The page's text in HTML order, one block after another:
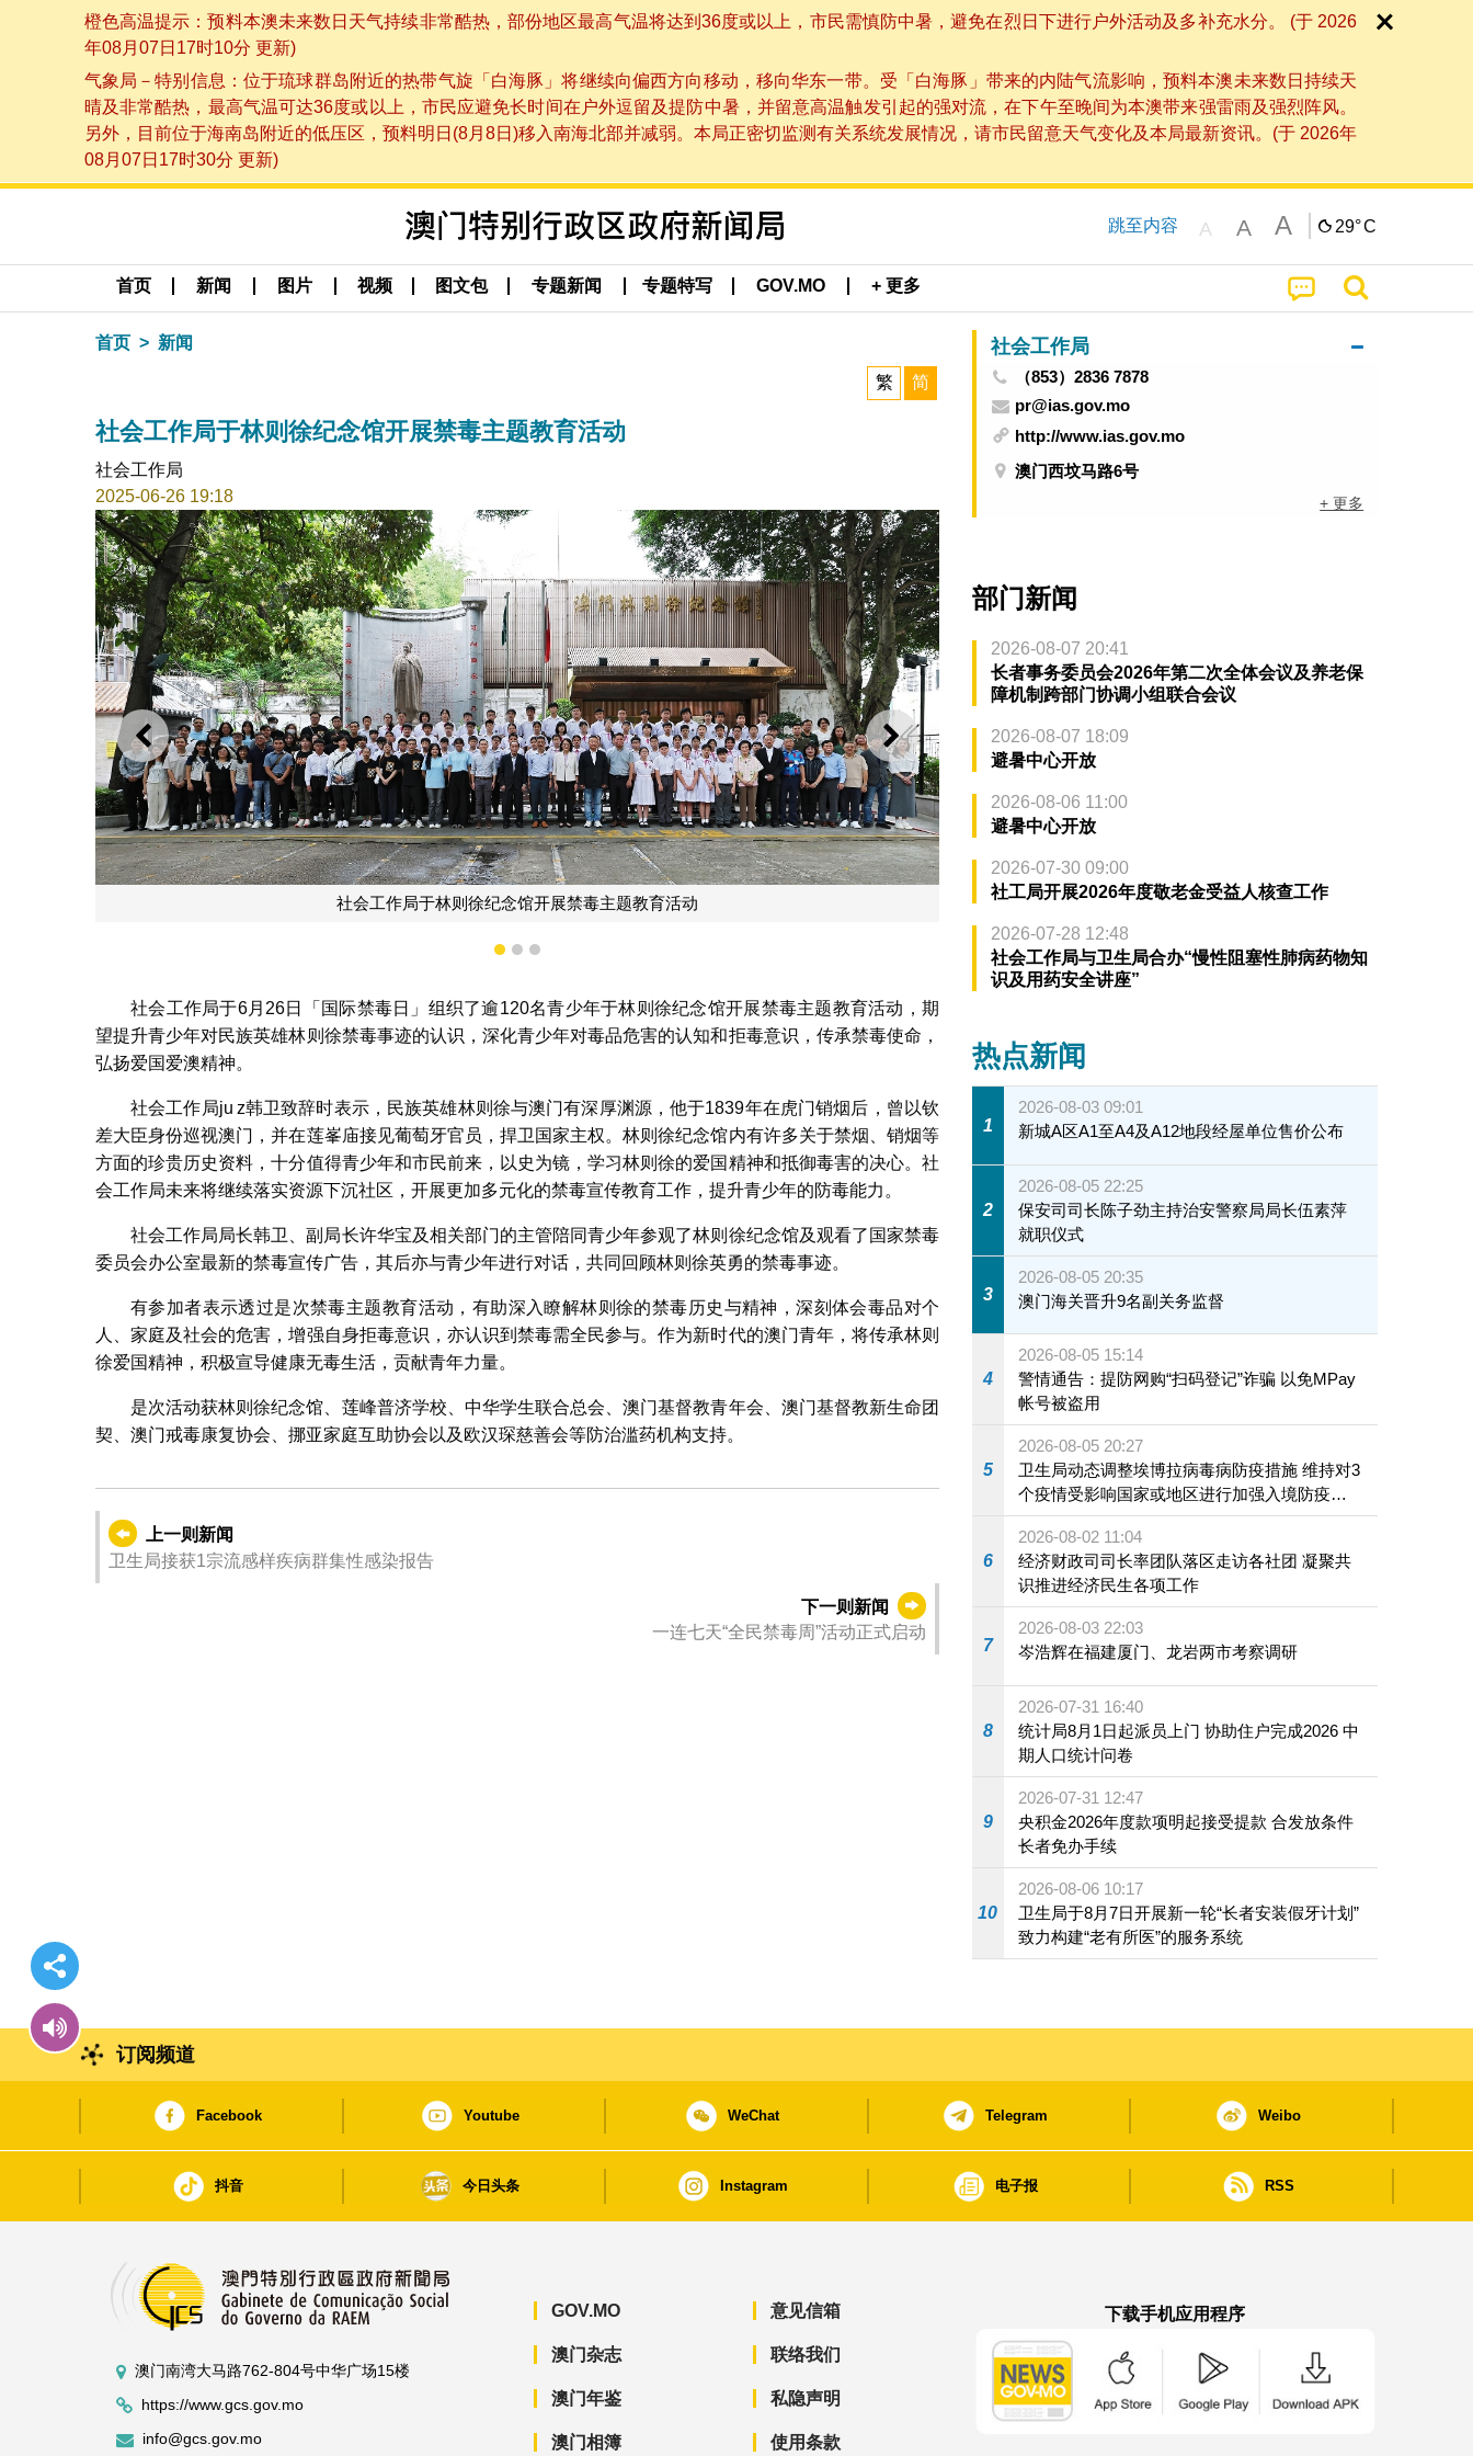
橙色高温提示：预料本澳未来数日天气持续非常酷热，部份地区最高气温将达到36度或以上，市民需慎防中暑，避免在烈日下进行户外活动及多补充水分。 (于 2026
年08月07日17时10分 更新)
气象局－特别信息：位于琉球群岛附近的热带气旋「白海豚」将继续向偏西方向移动，移向华东一带。受「白海豚」带来的内陆气流影响，预料本澳未来数日持续天
晴及非常酷热，最高气温可达36度或以上，市民应避免长时间在户外逗留及提防中暑，并留意高温触发引起的强对流，在下午至晚间为本澳带来强雷雨及强烈阵风。
另外，目前位于海南岛附近的低压区，预料明日(8月8日)移入南海北部并减弱。本局正密切监测有关系统发展情况，请市民留意天气变化及本局最新资讯。(于 2026年
08月07日17时30分 更新)
跳至内容 A A A 29°C
首页 新闻 图片 视频 图文包 专题新闻 专题特写 GOV.MO + 更多
首页 新闻
繁 简
社会工作局于林则徐纪念馆开展禁毒主题教育活动
社会工作局
2025-06-26 19:18
上一则 下一则
1 2 3
社会工作局于6月26日「国际禁毒日」组织了逾120名青少年于林则徐纪念馆开展禁毒主题教育活动，期
望提升青少年对民族英雄林则徐禁毒事迹的认识，深化青少年对毒品危害的认知和拒毒意识，传承禁毒使命，
弘扬爱国爱澳精神。
社会工作局ju z韩卫致辞时表示，民族英雄林则徐与澳门有深厚渊源，他于1839年在虎门销烟后，曾以钦
差大臣身份巡视澳门，并在莲峯庙接见葡萄牙官员，捍卫国家主权。林则徐纪念馆内有许多关于禁烟、销烟等
方面的珍贵历史资料，十分值得青少年和市民前来，以史为镜，学习林则徐的爱国精神和抵御毒害的决心。社
会工作局未来将继续落实资源下沉社区，开展更加多元化的禁毒宣传教育工作，提升青少年的防毒能力。
社会工作局局长韩卫、副局长许华宝及相关部门的主管陪同青少年参观了林则徐纪念馆及观看了国家禁毒
委员会办公室最新的禁毒宣传广告，其后亦与青少年进行对话，共同回顾林则徐英勇的禁毒事迹。
有参加者表示透过是次禁毒主题教育活动，有助深入瞭解林则徐的禁毒历史与精神，深刻体会毒品对个
人、家庭及社会的危害，增强自身拒毒意识，亦认识到禁毒需全民参与。作为新时代的澳门青年，将传承林则
徐爱国精神，积极宣导健康无毒生活，贡献青年力量。
是次活动获林则徐纪念馆、莲峰普济学校、中华学生联合总会、澳门基督教青年会、澳门基督教新生命团
契、澳门戒毒康复协会、挪亚家庭互助协会以及欧汉琛慈善会等防治滥药机构支持。
上一则新闻
卫生局接获1宗流感样疾病群集性感染报告
下一则新闻
一连七天“全民禁毒周”活动正式启动
社会工作局
（853）2836 7878
pr@ias.gov.mo
http://www.ias.gov.mo
澳门西坟马路6号
+ 更多
部门新闻
2026-08-07 20:41
长者事务委员会2026年第二次全体会议及养老保
障机制跨部门协调小组联合会议
2026-08-07 18:09
避暑中心开放
2026-08-06 11:00
避暑中心开放
2026-07-30 09:00
社工局开展2026年度敬老金受益人核查工作
2026-07-28 12:48
社会工作局与卫生局合办“慢性阻塞性肺病药物知
识及用药安全讲座”
热点新闻
1
2026-08-03 09:01
新城A区A1至A4及A12地段经屋单位售价公布
2
2026-08-05 22:25
保安司司长陈子劲主持治安警察局局长伍素萍
就职仪式
3
2026-08-05 20:35
澳门海关晋升9名副关务监督
4
2026-08-05 15:14
警情通告：提防网购“扫码登记”诈骗 以免MPay
帐号被盗用
5
2026-08-05 20:27
卫生局动态调整埃博拉病毒病防疫措施 维持对3
个疫情受影响国家或地区进行加强入境防疫措
施
6
2026-08-02 11:04
经济财政司司长率团队落区走访各社团 凝聚共
识推进经济民生各项工作
7
2026-08-03 22:03
岑浩辉在福建厦门、龙岩两市考察调研
8
2026-07-31 16:40
统计局8月1日起派员上门 协助住户完成2026 中
期人口统计问卷
9
2026-07-31 12:47
央积金2026年度款项明起接受提款 合发放条件
长者免办手续
10
2026-08-06 10:17
卫生局于8月7日开展新一轮“长者安装假牙计划”
致力构建“老有所医”的服务系统
订阅频道
Facebook Youtube WeChat Telegram Weibo
抖音 今日头条 Instagram 电子报 RSS
澳门南湾大马路762-804号中华广场15楼
https://www.gcs.gov.mo
info@gcs.gov.mo
GOV.MO
澳门杂志
澳门年鉴
澳门相簿
意见信箱
联络我们
私隐声明
使用条款
下载手机应用程序